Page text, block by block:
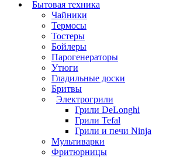
Бытовая техника
Чайники
Термосы
Тостеры
Бойлеры
Парогенераторы
Утюги
Гладильные доски
Бритвы
Электрогрили
Грили DeLonghi
Грили Tefal
Грили и печи Ninja
Мультиварки
Фритюрницы